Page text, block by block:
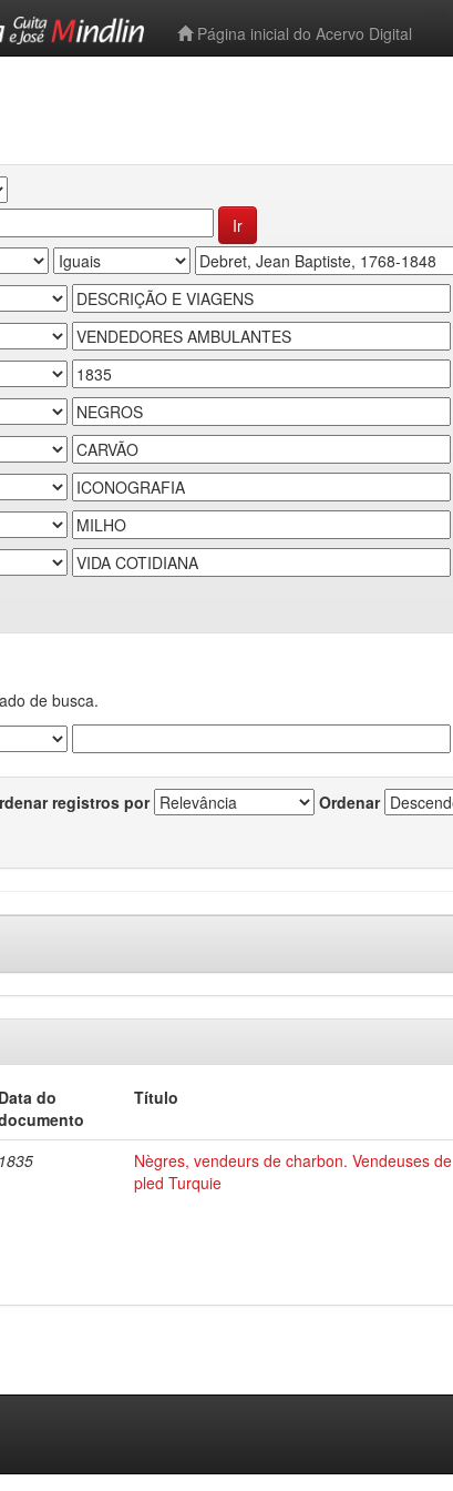
Página inicial do Acervo Digital
de busca.
registros por Ordenar
Data do
Título
1835
Nègres, vendeurs de charbon. Vendeuses de
pled Turquie